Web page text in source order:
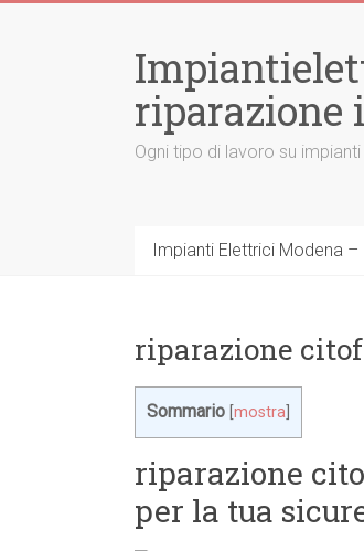
riparazione
Ogni tipo di lavoro su
Impianti Elettrici Modena
riparazione
Sommario mostra
riparazione
per la tua